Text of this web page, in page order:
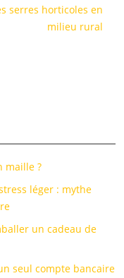
serres horticoles en
milieu rural
maille ?
léger : mythe
un cadeau de
seul compte bancaire